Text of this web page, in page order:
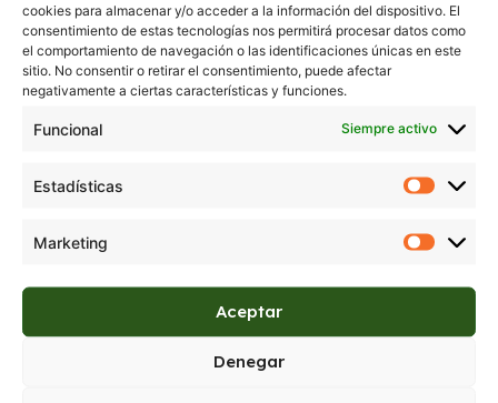
cookies para almacenar y/o acceder a la información del dispositivo. El
consentimiento de estas tecnologías nos permitirá procesar datos como
el comportamiento de navegación o las identificaciones únicas en este
sitio. No consentir o retirar el consentimiento, puede afectar
negativamente a ciertas características y funciones.
Funcional Siempre activo
Estadísticas
Marketing
Aceptar
Denegar